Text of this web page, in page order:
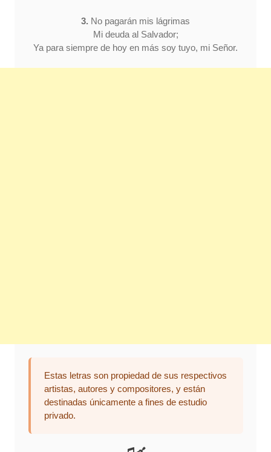
3. No pagarán mis lágrimas
Mi deuda al Salvador;
Ya para siempre de hoy en más soy tuyo, mi Señor.
Estas letras son propiedad de sus respectivos
artistas, autores y compositores, y están
destinadas únicamente a fines de estudio
privado.